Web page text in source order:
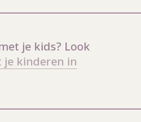
je kids? Look
je kinderen in